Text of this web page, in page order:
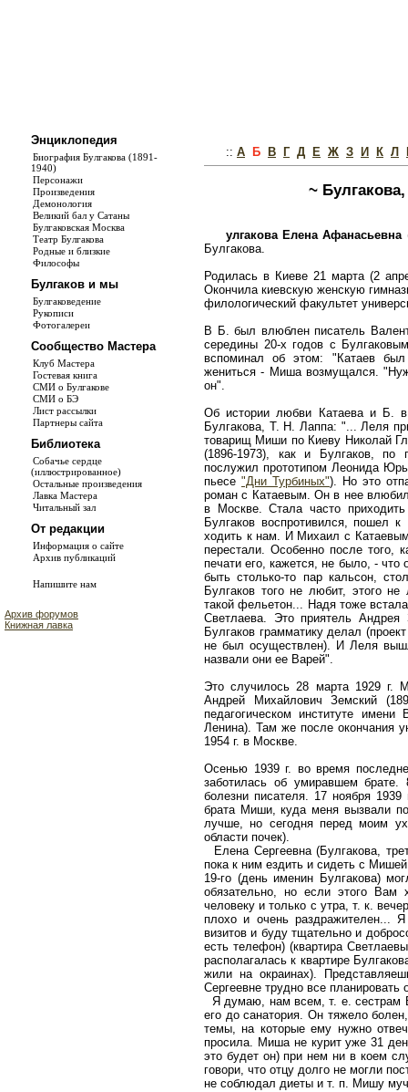
Энциклопедия
Биография Булгакова (1891-
1940)
Персонажи
Произведения
Демонология
Великий бал у Сатаны
Булгаковская Москва
Театр Булгакова
Родные и близкие
Философы
Булгаков и мы
Булгаковедение
Рукописи
Фотогалереи
Сообщество Мастера
Клуб Мастера
Гостевая книга
СМИ о Булгакове
СМИ о БЭ
Лист рассылки
Партнеры сайта
Библиотека
Собачье сердце
(иллюстрированное)
Остальные произведения
Лавка Мастера
Читальный зал
От редакции
Информация о сайте
Архив публикаций
Напишите нам
Архив форумов
Книжная лавка
:: А Б В Г Д Е Ж З И К Л
~
улгакова Елена Афанасьевна
Булгакова.
Родилась в Киеве 21 марта (2
Окончила киевскую женскую
филологический факультет
В Б. был влюблен писатель
середины 20-х годов с
вспоминал об этом: "Катаев
жениться - Миша возмущался.
он".
Об истории любви Катаева и Б.
Булгакова, Т. Н. Лаппа: "... Леля
товарищ Миши по Киеву Николай
(1896-1973), как и Булгаков, по
послужил прототипом Леонида
пьесе "Дни Турбиных"). Но это
роман с Катаевым. Он в нее
в Москве. Стала часто
Булгаков воспротивился, пошел
ходить к нам. И Михаил с Катаевым
перестали. Особенно после того,
печати его, кажется, не было, -
быть столько-то пар кальсон,
Булгаков того не любит, этого
такой фельетон... Надя тоже
Светлаева. Это приятель
Булгаков грамматику делал
не был осуществлен). И Леля
назвали они ее Варей".
Это случилось 28 марта 1929 г.
Андрей Михайлович Земский
педагогическом институте
Ленина). Там же после окончания
1954 г. в Москве.
Осенью 1939 г. во время
заботилась об умиравшем
болезни писателя. 17 ноября
брата Миши, куда меня вызвали
лучше, но сегодня перед моим
области почек).
Елена Сергеевна (Булгакова,
пока к ним ездить и сидеть с
19-го (день именин Булгакова)
обязательно, но если этого Вам
человеку и только с утра, т. к.
плохо и очень раздражителен...
визитов и буду тщательно и
есть телефон) (квартира
располагалась к квартире
жили на окраинах).
Сергеевне трудно все планировать
Я думаю, нам всем, т. е. сестрам
его до санатория. Он тяжело
темы, на которые ему нужно
просила. Миша не курит уже 31
это будет он) при нем ни в коем
говори, что отцу долго не могли
не соблюдал диеты и т. п. Мишу